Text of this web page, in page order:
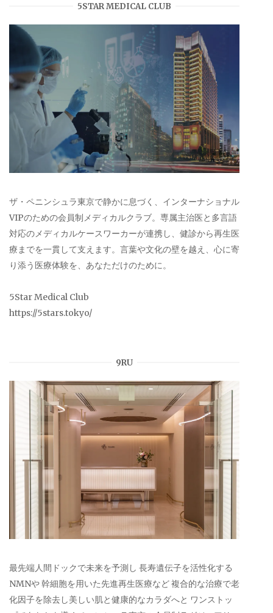
5STAR MEDICAL CLUB
ザ・ペニンシュラ東京で静かに息づく、インターナショナル
VIPのための会員制メディカルクラブ。専属主治医と多言語
対応のメディカルケースワーカーが連携し、健診から再生医
療までを一貫して支えます。言葉や文化の壁を越え、心に寄
り添う医療体験を、あなただけのために。
5Star Medical Club
https://5stars.tokyo/
9RU
最先端人間ドックで未来を予測し 長寿遺伝子を活性化する
NMNや 幹細胞を用いた先進再生医療など 複合的な治療で老
化因子を除去し美しい肌と健康的なカラダへと ワンストッ